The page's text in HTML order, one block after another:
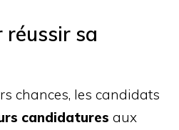
réussir sa
chances, les candidats
candidatures aux